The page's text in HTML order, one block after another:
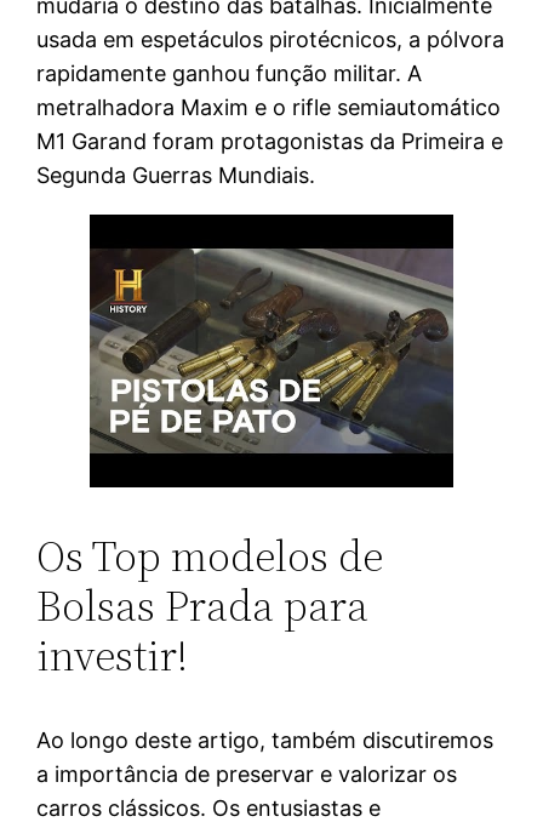
mudaria o destino das batalhas. Inicialmente
usada em espetáculos pirotécnicos, a pólvora
rapidamente ganhou função militar. A
metralhadora Maxim e o rifle semiautomático
M1 Garand foram protagonistas da Primeira e
Segunda Guerras Mundiais.
Os Top modelos de
Bolsas Prada para
investir!
Ao longo deste artigo, também discutiremos
a importância de preservar e valorizar os
carros clássicos. Os entusiastas e